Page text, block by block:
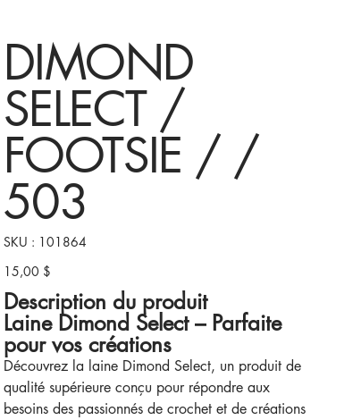
DIMOND
SELECT /
FOOTSIE / /
503
SKU :
SKU
101864
101864
Prix
15,00 $
Description du produit
Laine Dimond Select – Parfaite
pour vos créations
Découvrez la laine Dimond Select, un produit de
qualité supérieure conçu pour répondre aux
besoins des passionnés de crochet et de créations